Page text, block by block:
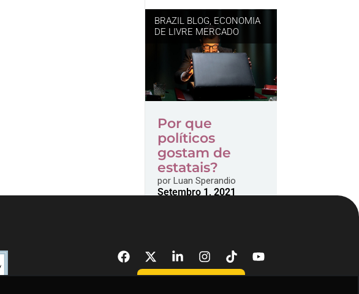
BRAZIL BLOG, ECONOMIA
DE LIVRE MERCADO
Por que
políticos
gostam de
estatais?
porLuan Sperandio
Setembro 1, 2021